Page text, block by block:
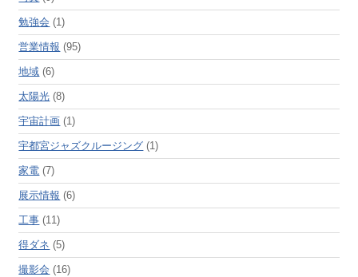
勉強会 (1)
営業情報 (95)
地域 (6)
太陽光 (8)
宇宙計画 (1)
宇都宮ジャズクルージング (1)
家電 (7)
展示情報 (6)
工事 (11)
得ダネ (5)
撮影会 (16)